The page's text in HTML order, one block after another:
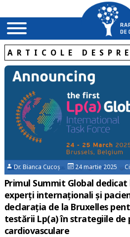
ARTICOLE
Dr. Bianca Cucoș 24 martie 2025
Primul Summit Global
experți internaționali și
declarația de la Bruxelles
testării Lp(a) în strategiile de
cardiovasculare